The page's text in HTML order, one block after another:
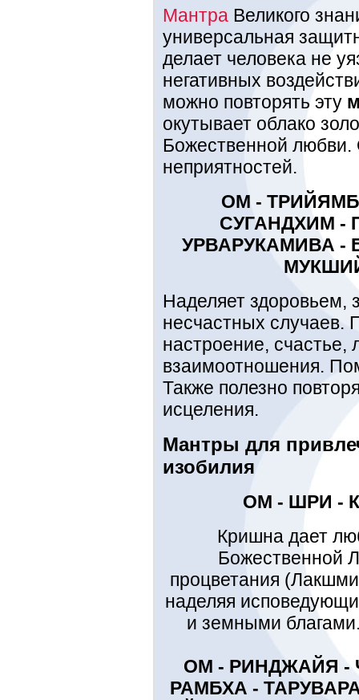
Мантра Великого
универсальная
делает человека не
негативных
можно повторять эту
окутывает облако
Божественной
неприятностей.
ОМ -
СУГАНДХИМ -
УРВАРУКАМИВА -
Наделяет здоровьем,
несчастных случаев.
настроение, счастье,
взаимоотношения.
Также полезно
исцеления.
Мантры для
изобилия
ОМ - ШРИ -
Кришна дает
Божественной
процветания
наделяя
и земными
ОМ - РИНДЖАЙЯ -
РАМБХА -